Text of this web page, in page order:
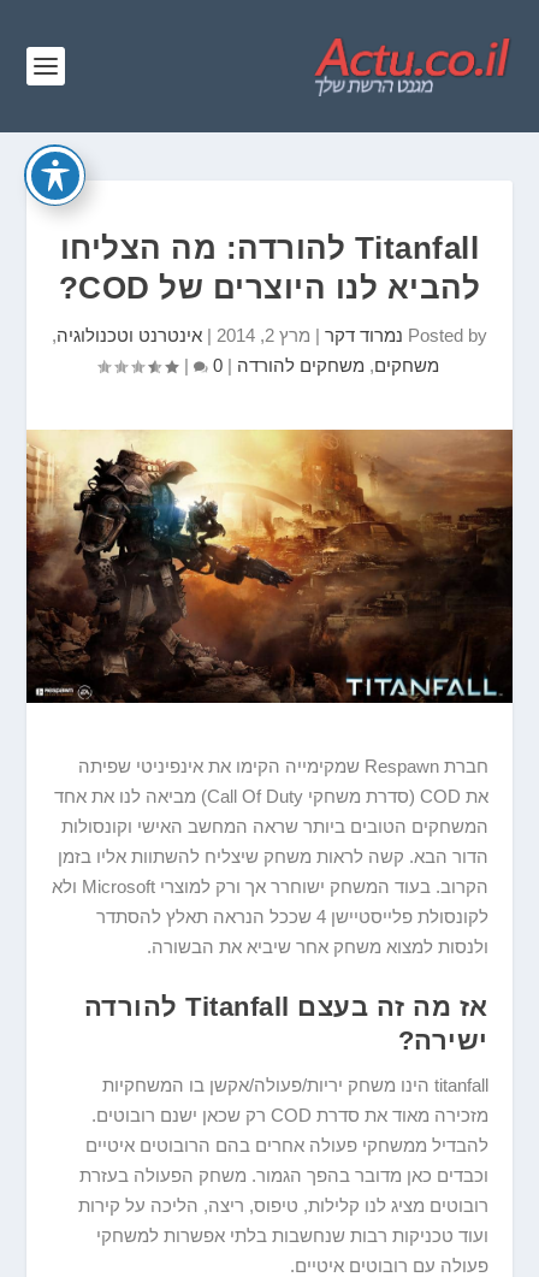
Titanfall להורדה: מה הצליחו
להביא לנו היוצרים של COD?
Posted by נמרוד דקר | מרץ 2, 2014 | אינטרנט וטכנולוגיה,
משחקים, משחקים להורדה |
0
|
חברת Respawn שמקימייה הקימו את אינפיניטי שפיתה
את COD (סדרת משחקי Call Of Duty) מביאה לנו את אחד
המשחקים הטובים ביותר שראה המחשב האישי וקונסולות
הדור הבא. קשה לראות משחק שיצליח להשתוות אליו בזמן
הקרוב. בעוד המשחק ישוחרר אך ורק למוצרי Microsoft ולא
לקונסולת פלייסטיישן 4 שככל הנראה תאלץ להסתדר
ולנסות למצוא משחק אחר שיביא את הבשורה.
אז מה זה בעצם Titanfall להורדה
ישירה?
titanfall הינו משחק יריות/פעולה/אקשן בו המשחקיות
מזכירה מאוד את סדרת COD רק שכאן ישנם רובוטים.
להבדיל ממשחקי פעולה אחרים בהם הרובוטים איטיים
וכבדים כאן מדובר בהפך הגמור. משחק הפעולה בעזרת
רובוטים מציג לנו קלילות, טיפוס, ריצה, הליכה על קירות
ועוד טכניקות רבות שנחשבות בלתי אפשרות למשחקי
פעולה עם רובוטים איטיים.